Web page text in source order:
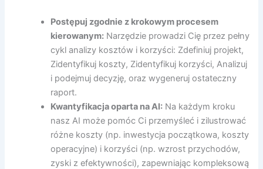
Postępuj zgodnie z krokowym procesem
kierowanym: Narzędzie prowadzi Cię przez pełny
cykl analizy kosztów i korzyści: Zdefiniuj projekt,
Zidentyfikuj koszty, Zidentyfikuj korzyści, Analizuj
i podejmuj decyzję, oraz wygeneruj ostateczny
raport.
Kwantyfikacja oparta na AI: Na każdym kroku
nasz AI może pomóc Ci przemyśleć i zilustrować
różne koszty (np. inwestycja początkowa, koszty
operacyjne) i korzyści (np. wzrost przychodów,
zyski z efektywności), zapewniając kompleksową